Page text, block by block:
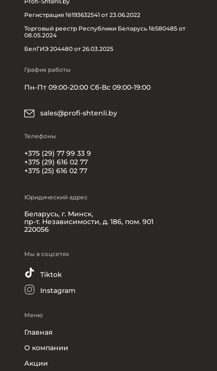
Регистрация №193632541 от 23.06.2022
Торговый реестр Республики Беларусь №580485 от
08.05.2024
БелГИЭ 204480 от 26.03.2025
График работы
Пн-Пт 09:00-20:00 Сб-Вс 09:00-19:00
sales@profi-shtenli.by
Телефоны
+375 (29) 77 99 33 9
+375 (29) 616 02 77
+375 (25) 616 02 77
Юридический адрес
Беларусь, г. Минск,
пр-т. Независимости, д. 186, пом. 901
220056
Мы в соцсетях
Tiktok
Instagram
Меню
Главная
О компании
Акции